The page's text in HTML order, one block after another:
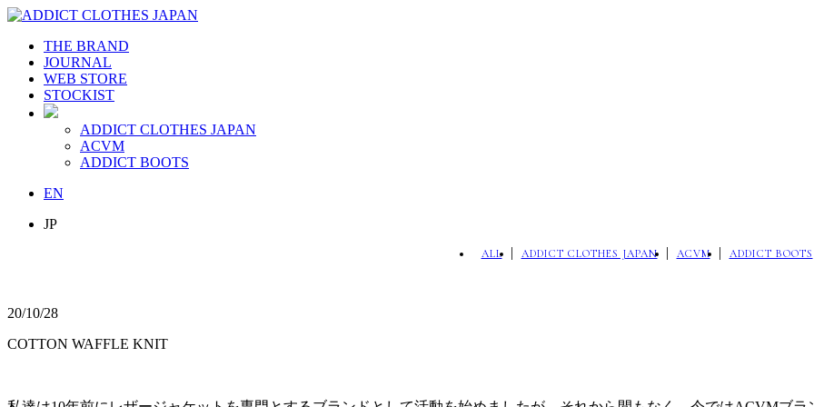
THE BRAND
JOURNAL
WEB STORE
STOCKIST
ADDICT CLOTHES JAPAN
ACVM
ADDICT BOOTS
EN
JP
ALL ADDICT CLOTHES JAPAN ACVM ADDICT BOOTS
20/10/28
COTTON WAFFLE KNIT